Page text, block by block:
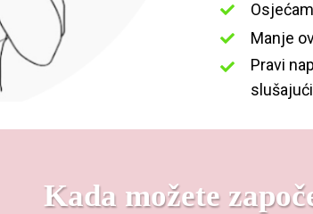
Manje
Pravi
Kada možete